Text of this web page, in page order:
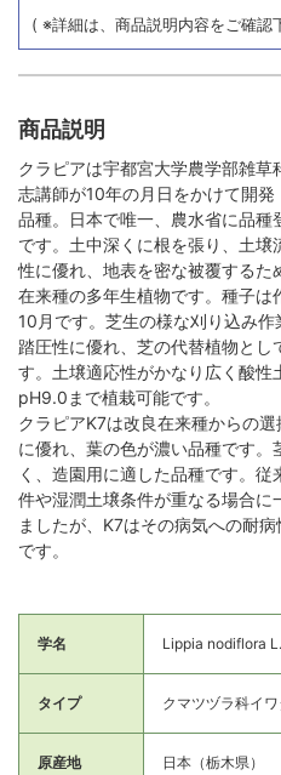
( ※詳細は、商品説明内容をご確認
商品説明
クラピアは宇都宮大学農学部雑
志講師が10年の月日をかけて開
品種。日本で唯一、農水省に品種
です。土中深くに根を張り、土
性に優れ、地表を密な被覆するた
在来種の多年生植物です。種子は
10月です。芝生の様な刈り込み
踏圧性に優れ、芝の代替植物とし
す。土壌適応性がかなり広く酸
pH9.0まで植栽可能です。
クラピアK7は改良在来種からの
に優れ、葉の色が濃い品種です。
く、造園用に適した品種です。
件や湿潤土壌条件が重なる場合に
ましたが、K7はその病気への耐
です。
学名 Lippia nodiflora L.
タイプ クマツヅラ科イ
原産地 日本（栃木県）